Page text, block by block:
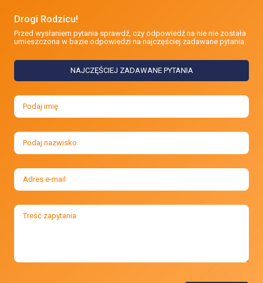
Drogi Rodzicu!
Przed wysłaniem pytania sprawdź, czy odpowiedź na nie nie została
umieszczona w bazie odpowiedzi na najczęściej zadawane pytania.
NAJCZĘŚCIEJ ZADAWANE PYTANIA